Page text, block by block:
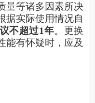
量等诸多因素所决
据实际使用情况自
不超过1年。更换
能有怀疑时，应及